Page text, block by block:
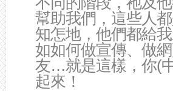
幫助我們，這些人
知怎地，他們都給
如如何做宣傳、做
友…就是這樣，你(
起來！